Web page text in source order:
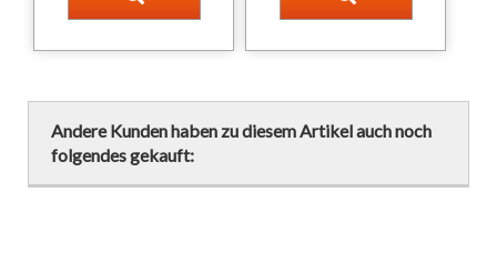
Andere Kunden haben zu diesem Artikel auch noch
folgendes gekauft: